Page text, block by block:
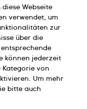
Webseite
verwendet, um
zur
über die
können jederzeit
Kategorie von
Um mehr
bitte auch